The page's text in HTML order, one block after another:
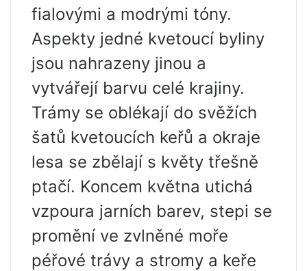
fialovými a modrými tóny.
Aspekty jedné kvetoucí byliny
jsou nahrazeny jinou a
vytvářejí barvu celé krajiny.
Trámy se oblékají do svěžích
šatů kvetoucích keřů a okraje
lesa se zbělají s květy třešně
ptačí. Koncem května utichá
vzpoura jarních barev, stepi se
promění ve zvlněné moře
péřové trávy a stromy a keře